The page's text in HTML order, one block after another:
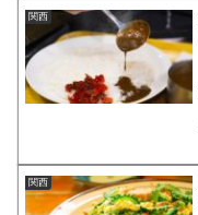
関西
関西